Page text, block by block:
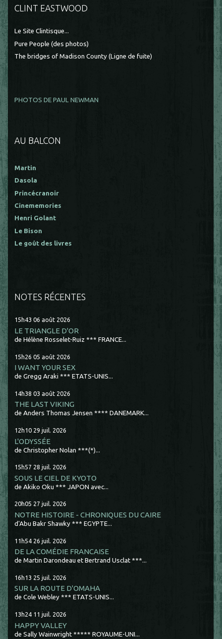
CLINT EASTWOOD
Le Site Clintisque...
Pure People (des photos)
The bridges of Madison County (Ligne de fuite)
PHOTOS DE PAUL NEWMAN
AU BALCON
Martin
Dasola
Princécranoir
Cinememories
Henri Golant
Le Bison
Le goût des livres
NOTES RÉCENTES
15h43 06 août 2026
LE TRIANGLE D'OR
de Hélène Rosselet-Ruiz *** FRANCE...
15h26 05 août 2026
I WANT YOUR SEX
de Gregg Araki *** ETATS-UNIS...
14h38 03 août 2026
THE LAST VIKING
de Anders Thomas Jensen **** DANEMARK...
12h10 29 juil. 2026
L'ODYSSÉE
de Christopher Nolan ***(*)...
15h57 28 juil. 2026
SOUS LE CIEL DE KYOTO
de Akiko Oku *** JAPON avec...
20h05 27 juil. 2026
NOTRE HISTOIRE - CHRONIQUES DU CAIRE
d'Abu Bakr Shawky *** EGYPTE...
11h54 26 juil. 2026
DE LA COMÉDIE FRANCAISE
de Martin Darondeau et Bertrand Usclat ***...
16h13 25 juil. 2026
SUR LA ROUTE D'OMAHA
de Cole Webley *** ETATS-UNIS...
13h24 11 juil. 2026
HAPPY VALLEY
de Sally Wainwright ***** ROYAUME-UNI...